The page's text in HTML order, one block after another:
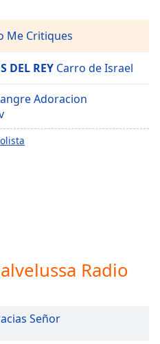
Me Critiques
DEL REY Carro de Israel
Adoracion
Radio
Señor